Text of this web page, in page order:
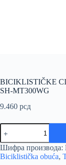
BICIKLISTIČKE
SH-MT300WG
9.460 рсд
BICIKLISTIČKE
CIPELE
SHIMANO
MTB-
TOURING
Шифра производа:
Biciklistička obuća,